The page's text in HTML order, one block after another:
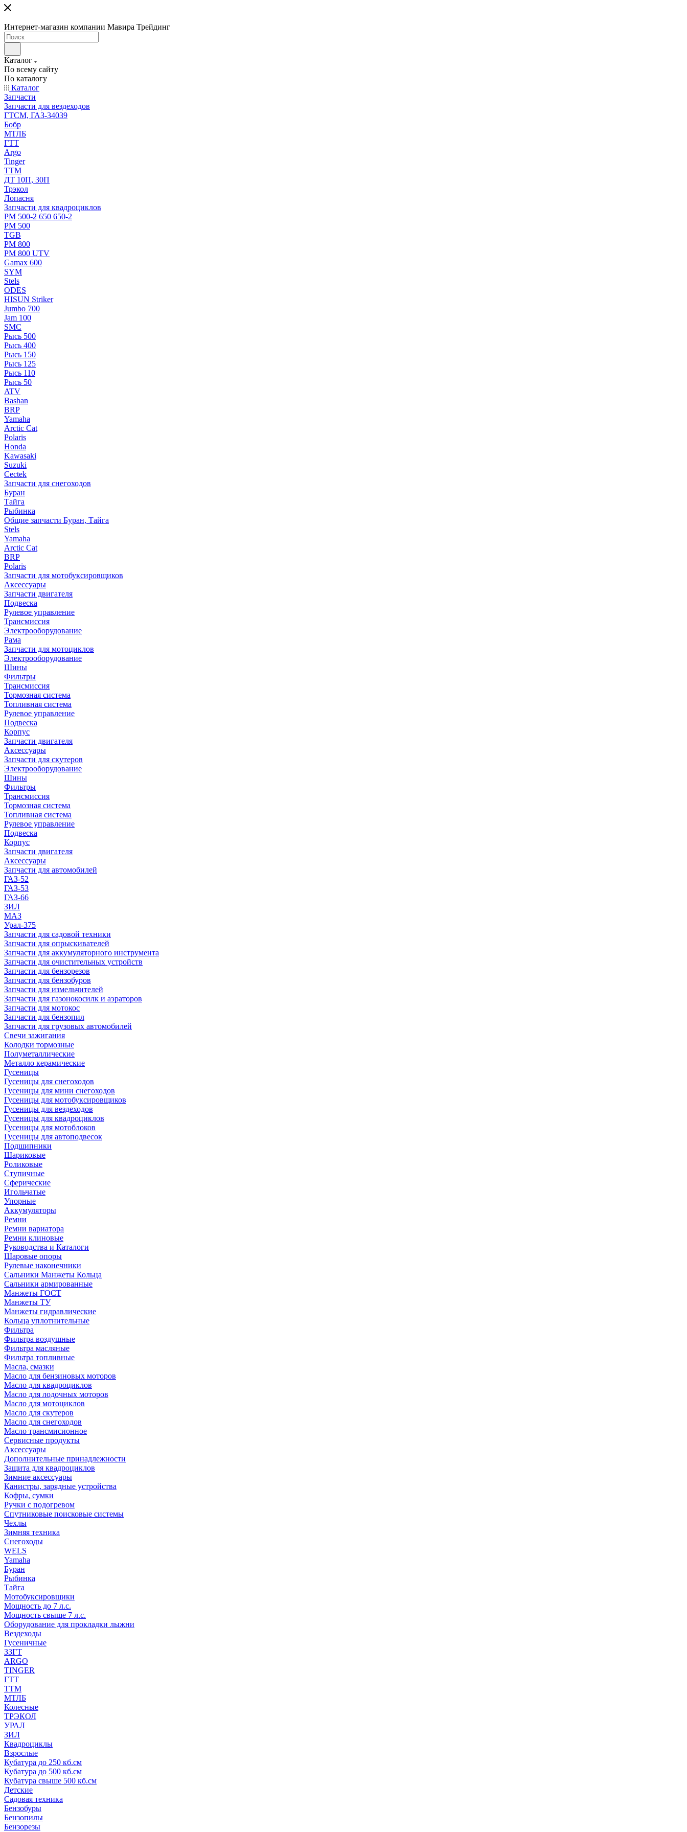
Интернет-магазин компании Мавира Трейдинг
Каталог
По всему сайту
По каталогу
Каталог
Запчасти
Запчасти для вездеходов
ГТСМ, ГАЗ-34039
Бобр
МТЛБ
ГТТ
Argo
Tinger
ТТМ
ДТ 10П, 30П
Трэкол
Лопасня
Запчасти для квадроциклов
РМ 500-2 650 650-2
РМ 500
TGB
РМ 800
РМ 800 UTV
Gamax 600
SYM
Stels
ОDЕS
HISUN Striker
Jumbo 700
Jam 100
SMC
Рысь 500
Рысь 400
Рысь 150
Рысь 125
Рысь 110
Рысь 50
ATV
Bashan
BRP
Yamaha
Arctic Cat
Polaris
Honda
Kawasaki
Suzuki
Cectek
Запчасти для снегоходов
Буран
Тайга
Рыбинка
Общие запчасти Буран, Тайга
Stels
Yamaha
Arctic Cat
BRP
Polaris
Запчасти для мотобуксировщиков
Аксессуары
Запчасти двигателя
Подвеска
Рулевое управление
Трансмиссия
Электрооборудование
Рама
Запчасти для мотоциклов
Электрооборудование
Шины
Фильтры
Трансмиссия
Тормозная система
Топливная система
Рулевое управление
Подвеска
Корпус
Запчасти двигателя
Аксессуары
Запчасти для скутеров
Электрооборудование
Шины
Фильтры
Трансмиссия
Тормозная система
Топливная система
Рулевое управление
Подвеска
Корпус
Запчасти двигателя
Аксессуары
Запчасти для автомобилей
ГАЗ-52
ГАЗ-53
ГАЗ-66
ЗИЛ
МАЗ
Урал-375
Запчасти для садовой техники
Запчасти для опрыскивателей
Запчасти для аккумуляторного инструмента
Запчасти для очистительных устройств
Запчасти для бензорезов
Запчасти для бензобуров
Запчасти для измельчителей
Запчасти для газонокосилк и аэраторов
Запчасти для мотокос
Запчасти для бензопил
Запчасти для грузовых автомобилей
Свечи зажигания
Колодки тормозные
Полуметаллические
Металло керамические
Гусеницы
Гусеницы для снегоходов
Гусеницы для мини снегоходов
Гусеницы для мотобуксировщиков
Гусеницы для вездеходов
Гусеницы для квадроциклов
Гусеницы для мотоблоков
Гусеницы для автоподвесок
Подшипники
Шариковые
Роликовые
Ступичные
Сферические
Игольчатые
Упорные
Аккумуляторы
Ремни
Ремни вариатора
Ремни клиновые
Руководства и Каталоги
Шаровые опоры
Рулевые наконечники
Сальники Манжеты Кольца
Сальники армированные
Манжеты ГОСТ
Манжеты ТУ
Манжеты гидравлические
Кольца уплотнительные
Фильтра
Фильтра воздушные
Фильтра масляные
Фильтра топливные
Масла, смазки
Масло для бензиновых моторов
Масло для квадроциклов
Масло для лодочных моторов
Масло для мотоциклов
Масло для скутеров
Масло для снегоходов
Масло трансмисионное
Сервисные продукты
Аксессуары
Дополнительные принадлежности
Защита для квадроциклов
Зимние аксессуары
Канистры, зарядные устройства
Кофры, сумки
Ручки с подогревом
Спутниковые поисковые системы
Чехлы
Зимняя техника
Снегоходы
WELS
Yamaha
Буран
Рыбинка
Тайга
Мотобуксировщики
Мощность до 7 л.с.
Мощность свыше 7 л.с.
Оборудование для прокладки лыжни
Вездеходы
Гусеничные
ЗЗГТ
ARGO
TINGER
ГТТ
ТТМ
МТЛБ
Колесные
ТРЭКОЛ
УРАЛ
ЗИЛ
Квадроциклы
Взрослые
Кубатура до 250 кб.см
Кубатура до 500 кб.см
Кубатура свыше 500 кб.см
Детские
Садовая техника
Бензобуры
Бензопилы
Бензорезы